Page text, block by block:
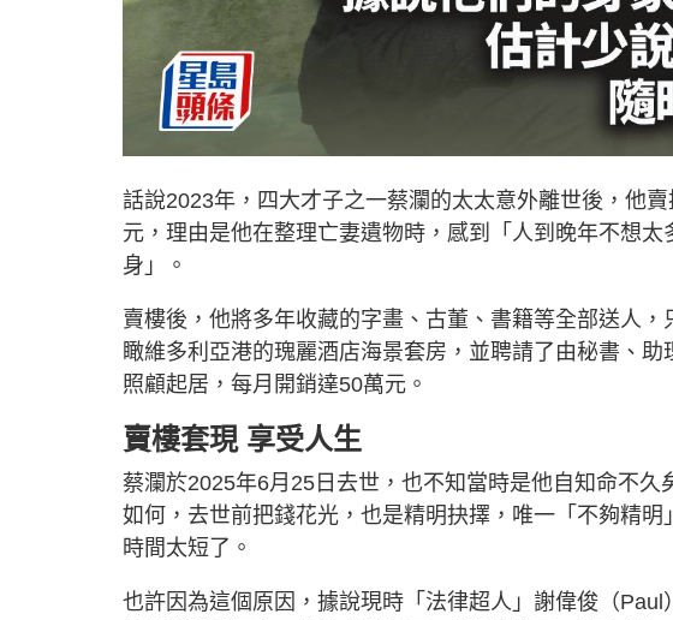
話說2023年，四大才子之一蔡瀾的太太意外離世後，他
元，理由是他在整理亡妻遺物時，感到「人到晚年不想
身」。
賣樓後，他將多年收藏的字畫、古董、書籍等全部送人
瞰維多利亞港的瑰麗酒店海景套房，並聘請了由秘書、
照顧起居，每月開銷達50萬元。
賣樓套現 享受人生
蔡瀾於2025年6月25日去世，也不知當時是他自知命不
如何，去世前把錢花光，也是精明抉擇，唯一「不夠精
時間太短了。
也許因為這個原因，據說現時「法律超人」謝偉俊（